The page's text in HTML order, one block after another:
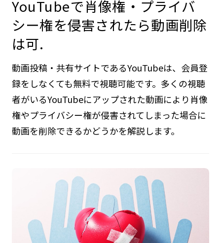
YouTubeで肖像権・プライバ
シー権を侵害されたら動画削除
は可.
動画投稿・共有サイトであるYouTubeは、会員登
録をしなくても無料で視聴可能です。多くの視聴
者がいるYouTubeにアップされた動画により肖像
権やプライバシー権が侵害されてしまった場合に
動画を削除できるかどうかを解説します。